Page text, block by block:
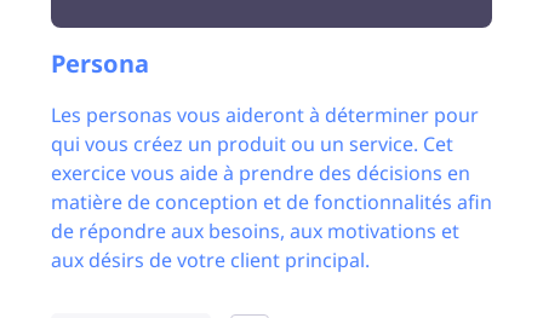
Persona
Les personas vous aideront à déterminer pour
qui vous créez un produit ou un service. Cet
exercice vous aide à prendre des décisions en
matière de conception et de fonctionnalités afin
de répondre aux besoins, aux motivations et
aux désirs de votre client principal.